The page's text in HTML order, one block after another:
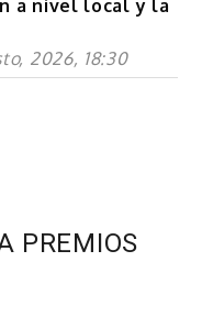
a nivel local y la
2026, 18:30
PREMIOS